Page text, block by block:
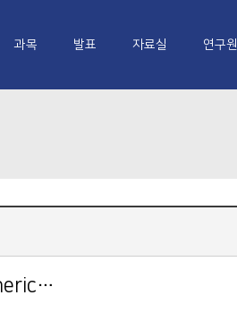
과목 발표 자료실 연구원